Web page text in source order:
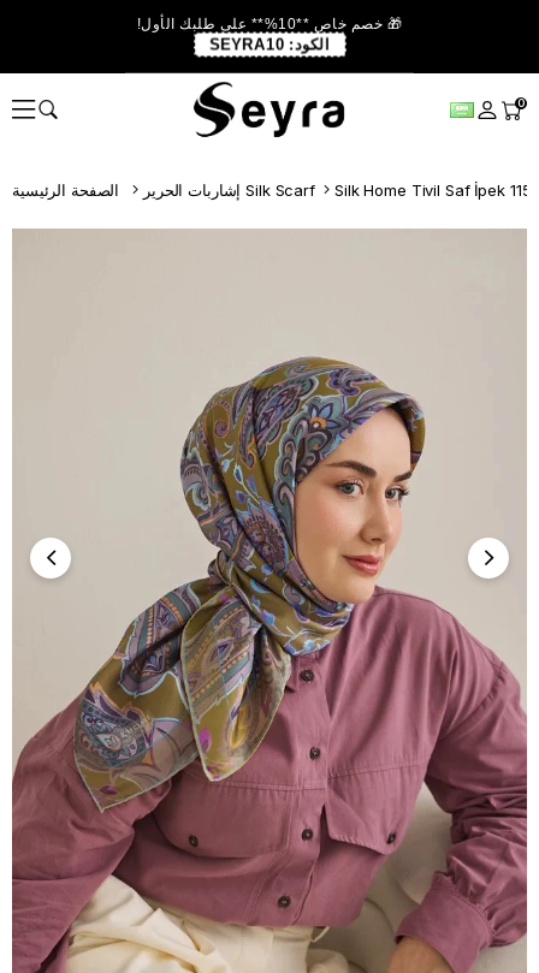
🎁 خصم خاص **10%** على طلبك الأول!
الكود: SEYRA10
0
إشاربات الحرير Silk Scarf